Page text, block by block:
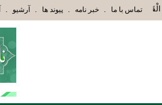
فَيَتَّبِعُونَ أَحْسَنَهُ أُوْلَئِكَ الَّذِينَ هَدَاهُمُ اللَّهُ
تماس با ما . خبر نامه . پیوند ها . آرشیو .